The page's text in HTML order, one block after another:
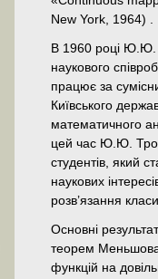
New York, 1964) .
В 1960 році Ю.Ю.
наукового
працює за
Київського
математичного
цей час Ю.Ю.
студентів, який
наукових
розв’язання
Основні
теорем
функцій на